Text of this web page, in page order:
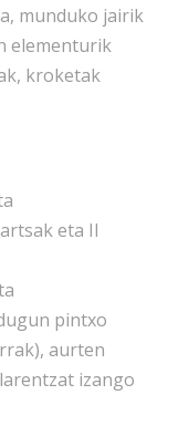
munduko jairik
elementurik
kroketak
eta II
pintxo
aurten
izango